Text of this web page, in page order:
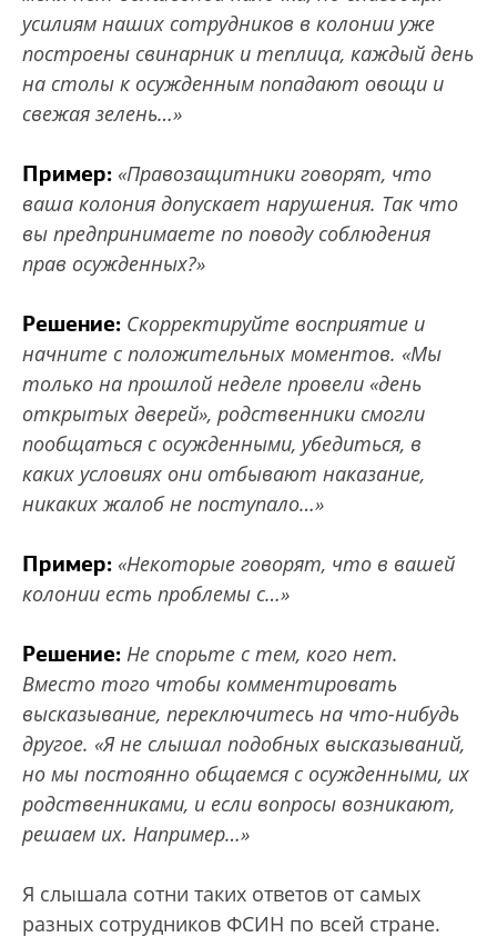
усилиям наших сотрудников в колонии уже
построены свинарник и теплица, каждый день
на столы к осужденным попадают овощи и
свежая зелень…»
Пример: «Правозащитники говорят, что
ваша колония допускает нарушения. Так что
вы предпринимаете по поводу соблюдения
прав осужденных?»
Решение: Скорректируйте восприятие и
начните с положительных моментов. «Мы
только на прошлой неделе провели «день
открытых дверей», родственники смогли
пообщаться с осужденными, убедиться, в
каких условиях они отбывают наказание,
никаких жалоб не поступало…»
Пример: «Некоторые говорят, что в вашей
колонии есть проблемы с…»
Решение: Не спорьте с тем, кого нет.
Вместо того чтобы комментировать
высказывание, переключитесь на что-нибудь
другое. «Я не слышал подобных высказываний,
но мы постоянно общаемся с осужденными, их
родственниками, и если вопросы возникают,
решаем их. Например…»
Я слышала сотни таких ответов от самых
разных сотрудников ФСИН по всей стране.